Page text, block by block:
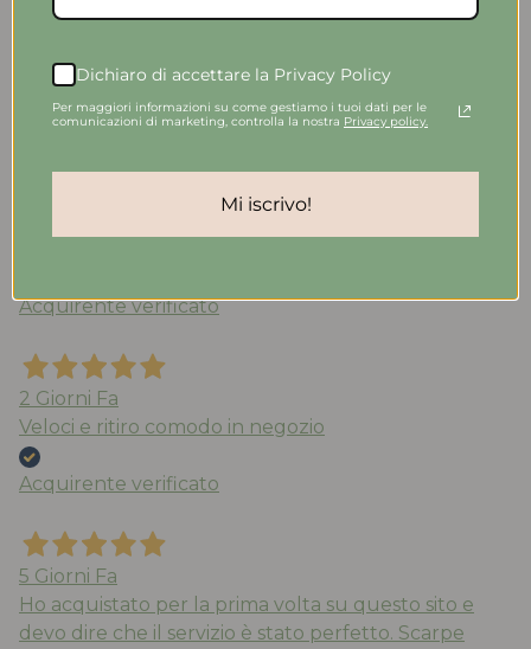
più costosi e blasonati. Le consiglio vivamente.
Acquirente verificato
Acquirente verificato
2 Giorni Fa
Veloci e ritiro comodo in negozio
Acquirente verificato
5 Giorni Fa
Ho acquistato per la prima volta su questo sito e
devo dire che il servizio è stato perfetto. Scarpe
Dichiaro di accettare la Privacy Policy
Per maggiori informazioni su come gestiamo i tuoi dati per le
comunicazioni di marketing, controlla la nostra Privacy policy.
Mi iscrivo!